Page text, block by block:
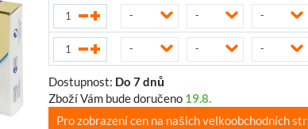
- - -
- - -
Dostupnost: Do 7 dnů
Zboží Vám bude doručeno 19.8.
Pro zobrazení cen na našich velkoobchodních